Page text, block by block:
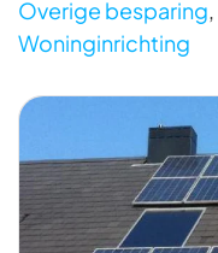
Overige besparing,
Woninginrichting